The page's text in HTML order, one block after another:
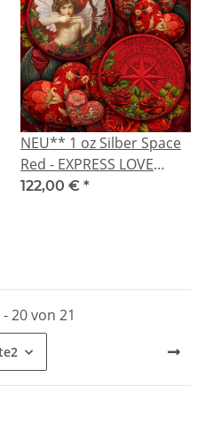
NEU** 1 oz Silber Space
Red - EXPRESS LOVE
Valentinstag - Der Engel
122,00 € *
20 von 21
2